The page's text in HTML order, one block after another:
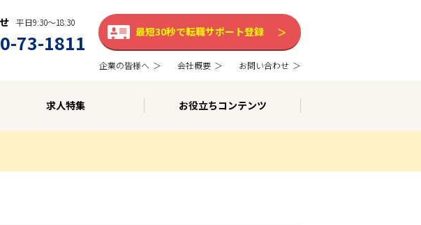
平日9:30〜18:30
73-1811 最短30秒で転職サポート登録
企業の皆様へ 会社概要 お問い合わせ
求人特集 お役立ちコンテンツ